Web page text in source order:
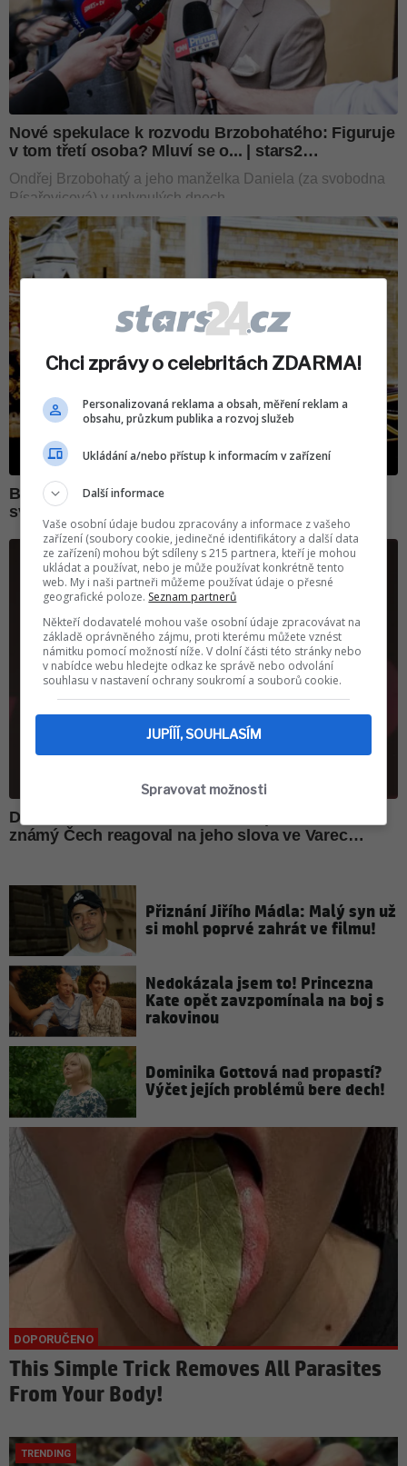
Přiznání Jiřího Mádla: Malý syn už
si mohl poprvé zahrát ve filmu!
Nedokázala jsem to! Princezna
Kate opět zavzpomínala na boj s
rakovinou
Dominika Gottová nad propastí?
Výčet jejích problémů bere dech!
This Simple Trick Removes All Parasites
From Your Body!
Chci zprávy o celebritách ZDARMA!
Personalizovaná reklama a obsah, měření reklam a
obsahu, průzkum publika a rozvoj služeb
Ukládání a/nebo přístup k informacím v zařízení
Další informace
Vaše osobní údaje budou zpracovány a informace z vašeho
zařízení (soubory cookie, jedinečné identifikátory a další data
ze zařízení) mohou být sdíleny s 215 partnera, kteří je mohou
ukládat a používat, nebo je může používat konkrétně tento
web. My i naši partneři můžeme používat údaje o přesné
geografické poloze. Seznam partnerů
Někteří dodavatelé mohou vaše osobní údaje zpracovávat na
základě oprávněného zájmu, proti kterému můžete vznést
námitku pomocí možností níže. V dolní části této stránky nebo
v nabídce webu hledejte odkaz ke správě nebo odvolání
souhlasu v nastavení ochrany soukromí a souborů cookie.
JUPÍÍÍ, SOUHLASÍM
Spravovat možnosti